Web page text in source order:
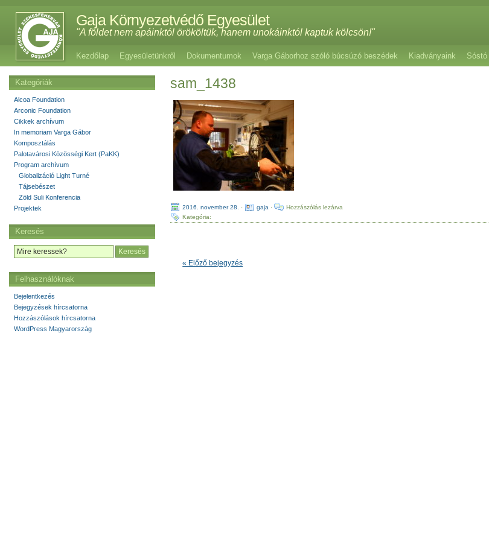
Gaja Környezetvédő Egyesület
"A földet nem apáinktól örököltük, hanem unokáinktól kaptuk kölcsön!"
Kezdőlap Egyesületünkről Dokumentumok Varga Gáborhoz szóló búcsúzó beszédek Kiadványaink Sóstó
sam_1438
2016. november 28. · gaja ·
Hozzászólás lezárva
Kategória:
« Előző bejegyzés
Kategóriák
Alcoa Foundation
Arconic Foundation
Cikkek archívum
In memoriam Varga Gábor
Komposztálás
Palotavárosi Közösségi Kert (PaKK)
Program archívum
Globalizáció Light Turné
Tájsebészet
Zöld Suli Konferencia
Projektek
Keresés
Felhasználóknak
Bejelentkezés
Bejegyzések hírcsatorna
Hozzászólások hírcsatorna
WordPress Magyarország